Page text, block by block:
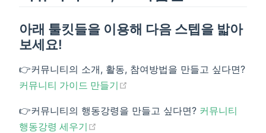
아래 툴킷들을 이용해 다음 스텝을 밟아
보세요!
👉커뮤니티의 소개, 활동, 참여방법을 만들고 싶다면?
커뮤니티 가이드 만들기
👉커뮤니티의 행동강령을 만들고 싶다면? 커뮤니티
행동강령 세우기